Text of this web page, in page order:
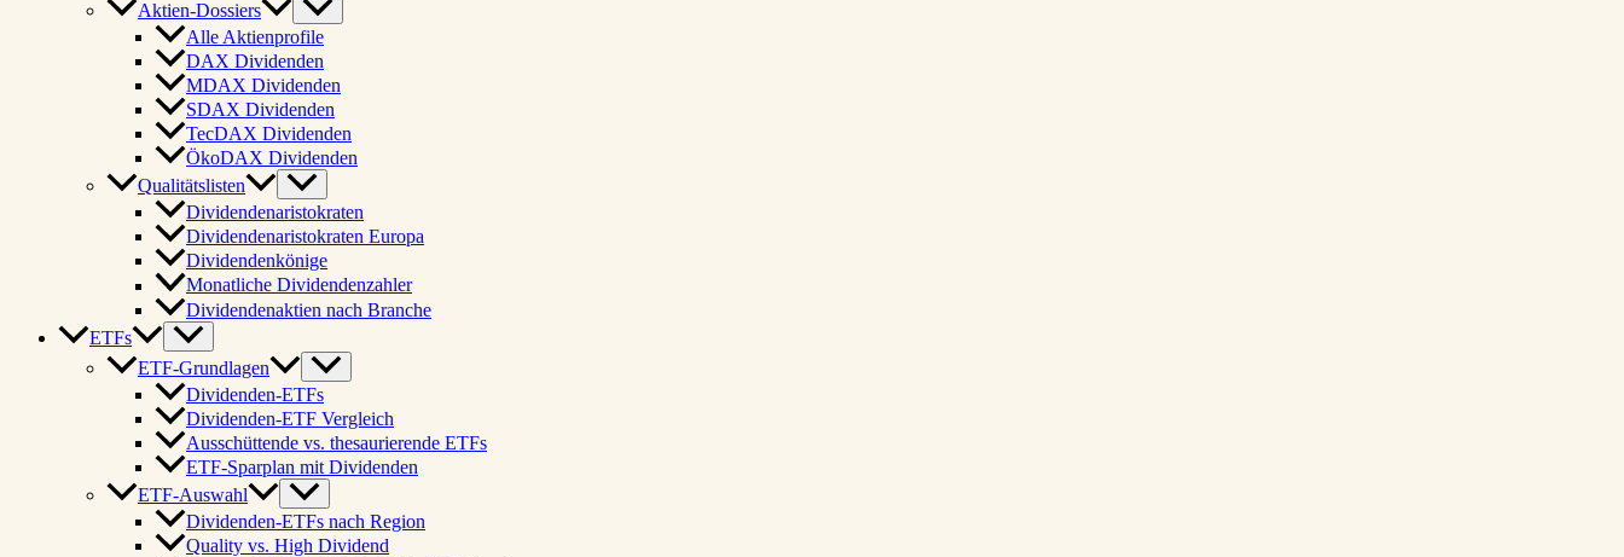
Aktien-Dossiers
Alle Aktienprofile
DAX Dividenden
MDAX Dividenden
SDAX Dividenden
TecDAX Dividenden
ÖkoDAX Dividenden
Qualitätslisten
Dividendenaristokraten
Dividendenaristokraten Europa
Dividendenkönige
Monatliche Dividendenzahler
Dividendenaktien nach Branche
ETFs
ETF-Grundlagen
Dividenden-ETFs
Dividenden-ETF Vergleich
Ausschüttende vs. thesaurierende ETFs
ETF-Sparplan mit Dividenden
ETF-Auswahl
Dividenden-ETFs nach Region
Quality vs. High Dividend